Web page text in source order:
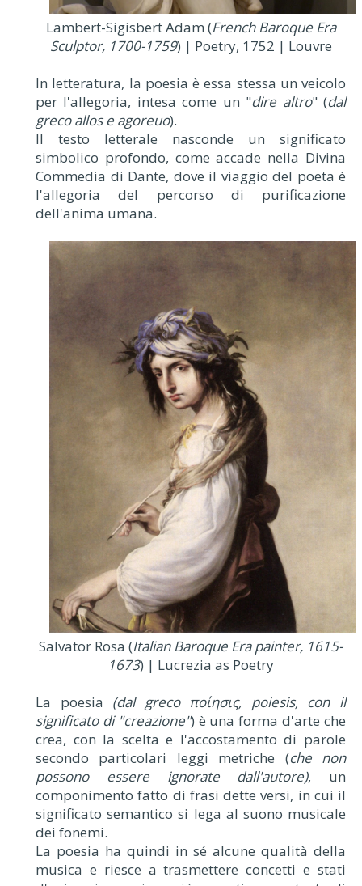
Lambert-Sigisbert Adam (French Baroque Era
Sculptor, 1700-1759) | Poetry, 1752 | Louvre
In letteratura, la poesia è essa stessa un veicolo
per l'allegoria, intesa come un "dire altro" (dal
greco allos e agoreuo).
Il testo letterale nasconde un significato
simbolico profondo, come accade nella Divina
Commedia di Dante, dove il viaggio del poeta è
l'allegoria del percorso di purificazione
dell'anima umana.
Salvator Rosa (Italian Baroque Era painter, 1615-
1673) | Lucrezia as Poetry
La poesia (dal greco ποίησις, poiesis, con il
significato di "creazione") è una forma d'arte che
crea, con la scelta e l'accostamento di parole
secondo particolari leggi metriche (che non
possono essere ignorate dall'autore), un
componimento fatto di frasi dette versi, in cui il
significato semantico si lega al suono musicale
dei fonemi.
La poesia ha quindi in sé alcune qualità della
musica e riesce a trasmettere concetti e stati